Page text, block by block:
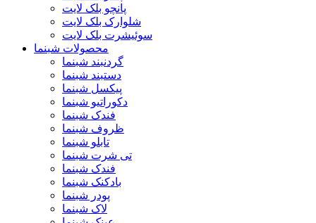
پانچو بلک لایت
شلوارک بلک لایت
سوئیشرت بلک لایت
محصولات شبنما
گردنبند شبنما
دستبند شبنما
پیکسل شبنما
دکوراتیو شبنما
فندک شبنما
ظروف شبنما
تابلو شبنما
تی شرت شبنما
فندک شبنما
بادکنک شبنما
پودر شبنما
لاک شبنما